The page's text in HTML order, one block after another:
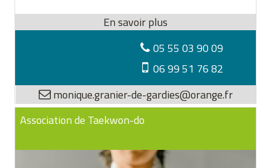
05 55 03 90 09
06 99 51 76 82
monique.granier-de-gardies@orange.fr
Association de Taekwon-do